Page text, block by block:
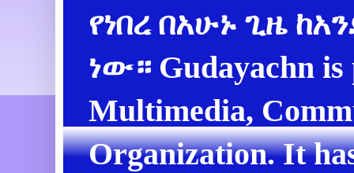
የነበረ በአሁኑ ጊዜ
ነው። Gudayachn is
Multimedia,
Organization. It